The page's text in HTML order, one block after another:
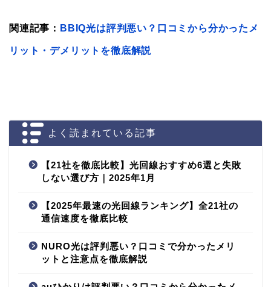
関連記事： BBIQ光は評判悪い？口コミから分かったメ
リット・デメリットを徹底解説
よく読まれている記事
【21社を徹底比較】光回線おすすめ6選と失敗
しない選び方｜2025年1月
【2025年最速の光回線ランキング】全21社の
通信速度を徹底比較
NURO光は評判悪い？口コミで分かったメリ
ットと注意点を徹底解説